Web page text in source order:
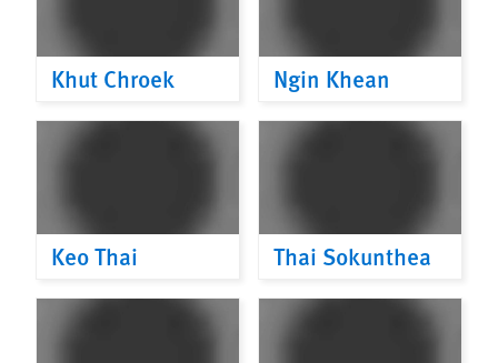
Khut Chroek Ngin Khean
Keo Thai Thai Sokunthea